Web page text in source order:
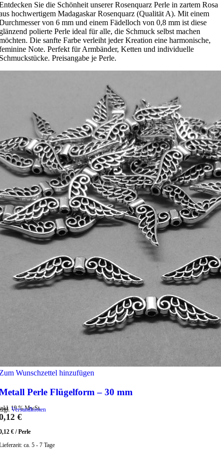
Sie die Schönheit unserer Rosenquarz Perle in zartem Rosa
hochwertigem Madagaskar Rosenquarz (Qualität A). Mit einem
von 6 mm und einem Fädelloch von 0,8 mm ist diese
polierte Perle ideal für alle, die Schmuck selbst machen
Die sanfte Farbe verleiht jeder Kreation eine harmonische,
Note. Perfekt für Armbänder, Ketten und individuelle
Preisangabe je Perle.
Wunschzettel hinzufügen
Perle Flügelform – 30 mm
19 % MwSt.
Versandkosten
€
€ /Perle
ca. 5 - 7 Tage